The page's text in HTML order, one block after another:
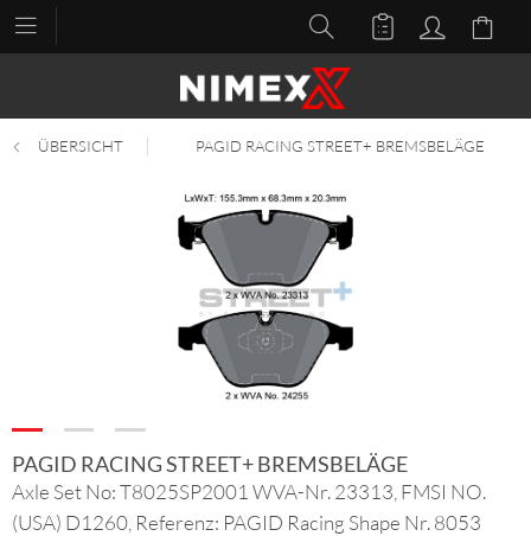
ÜBERSICHT PAGID RACING STREET+ BREMSBELÄGE
PAGID RACING STREET+ BREMSBELÄGE
Axle Set No: T8025SP2001 WVA-Nr. 23313, FMSI NO.
(USA) D1260, Referenz: PAGID Racing Shape Nr. 8053